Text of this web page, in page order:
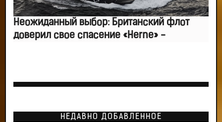
Неожиданный выбор: Британский флот
доверил свое спасение «Herne» -
НЕДАВНО ДОБАВЛЕННОЕ